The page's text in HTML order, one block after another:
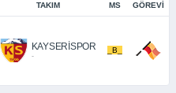
TAKIM MS GÖREVI
KAYSERİSPOR
-
_B_